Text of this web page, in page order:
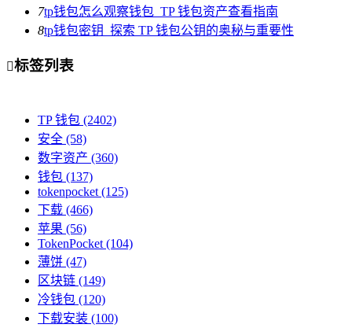
7tp钱包怎么观察钱包_TP 钱包资产查看指南
8tp钱包密钥_探索 TP 钱包公钥的奥秘与重要性
标签列表
TP 钱包 (2402)
安全 (58)
数字资产 (360)
钱包 (137)
tokenpocket (125)
下载 (466)
苹果 (56)
TokenPocket (104)
薄饼 (47)
区块链 (149)
冷钱包 (120)
下载安装 (100)